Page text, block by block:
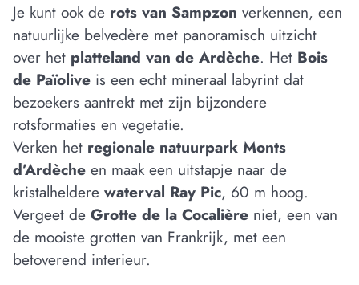
Je kunt ook de rots van Sampzon verkennen, een
natuurlijke belvedère met panoramisch uitzicht
over het platteland van de Ardèche. Het Bois
de Païolive is een echt mineraal labyrint dat
bezoekers aantrekt met zijn bijzondere
rotsformaties en vegetatie.
Verken het regionale natuurpark Monts
d’Ardèche en maak een uitstapje naar de
kristalheldere waterval Ray Pic, 60 m hoog.
Vergeet de Grotte de la Cocalière niet, een van
de mooiste grotten van Frankrijk, met een
betoverend interieur.